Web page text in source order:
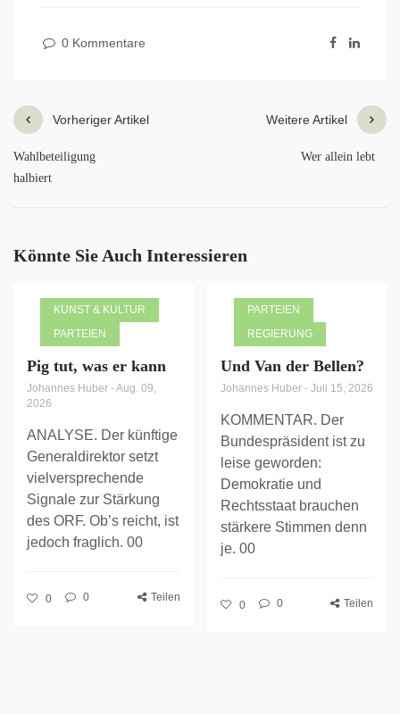
0 Kommentare
Vorheriger Artikel
Wahlbeteiligung
halbiert
Weitere Artikel
Wer allein lebt
Könnte Sie Auch Interessieren
KUNST & KULTUR
PARTEIEN
Pig tut, was er kann
Johannes Huber -Aug. 09,
2026
ANALYSE. Der künftige
Generaldirektor setzt
vielversprechende
Signale zur Stärkung
des ORF. Ob’s reicht, ist
jedoch fraglich. 00
0 0 Teilen
PARTEIEN
REGIERUNG
Und Van der Bellen?
Johannes Huber - Juli 15, 2026
KOMMENTAR. Der
Bundespräsident ist zu
leise geworden:
Demokratie und
Rechtsstaat brauchen
stärkere Stimmen denn
je. 00
0 0 Teilen